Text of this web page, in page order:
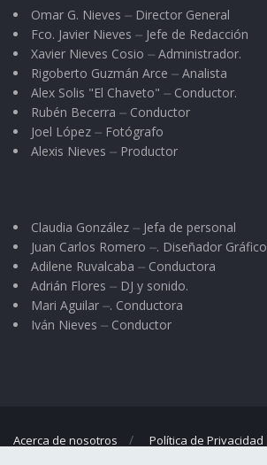
Omar G. Nieves ⏤ Director General
Fco. Javier Nieves ⏤ Jefe de Redacción
Xavier Nieves Cosio ⏤ Administrador.
Rigoberto Guzmán Arce ⏤ Analista
Alex Solis "El Chaveto" ⏤ Conductor.
Rubén Becerra ⏤ Conductor
Joel López ⏤ Fotógrafo
Alexis Nieves ⏤ Productor
Claudia González ⏤ Jefa de personal
Juan Carlos Romero ⏤. Diseñador Gráfico
Adilene Ruvalcaba ⏤ Conductora
Adrián Flores ⏤ DJ y sonido.
Mari Aguilar ⏤. Conductora
Iván Nieves ⏤ Conductor
Acerca de nosotros Política de Privacidad